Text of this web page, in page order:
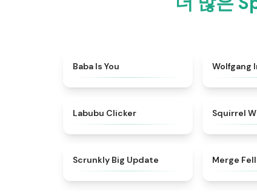
Baba Is You Wolfgang
Labubu Clicker Squirrel
Scrunkly Big Update Merge